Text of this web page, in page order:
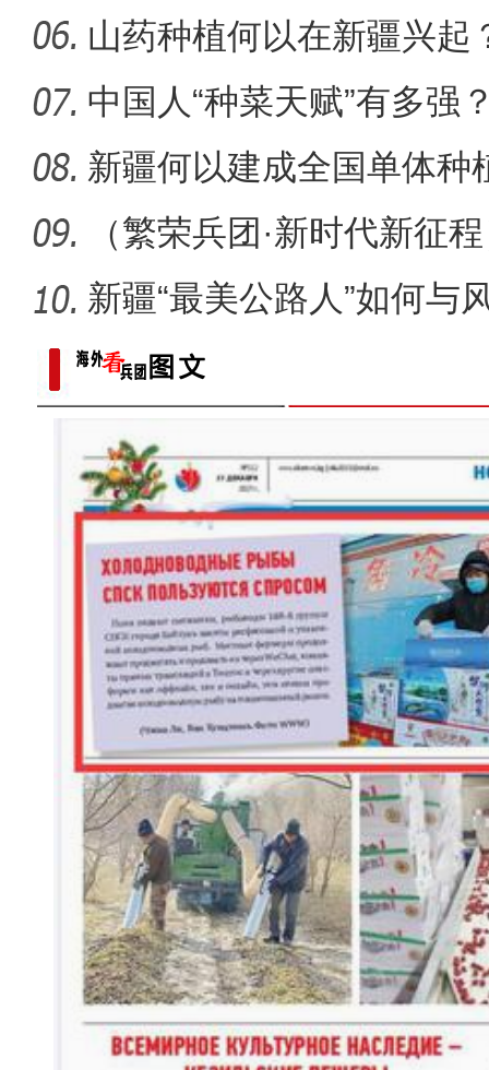
山药种植何以在新疆兴起
中国人“种菜天赋”有多强
场
新疆何以建成全国单体种
范基地
（繁荣兵团·新时代新征
疆兵团
新疆“最美公路人”如何与